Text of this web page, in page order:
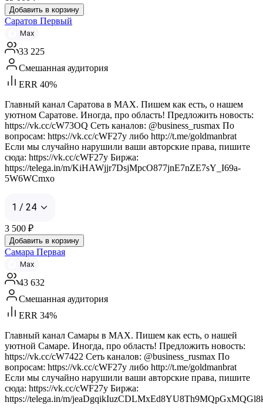
Добавить в корзину
Саратов Первый
Max
33 225
Смешанная аудитория
ERR 40%
Главный канал Саратова в MAX. Пишем как есть, о нашем
уютном Саратове. Иногда, про область! Предложить новость:
https://vk.cc/cW73OQ Сеть каналов: @business_rusmax По
вопросам: https://vk.cc/cWF27y либо http://t.me/goldmanbrat
Если мы случайно нарушили ваши авторские права, пишите
сюда: https://vk.cc/cWF27y Биржа:
https://telega.in/m/KiHAWjjr7DsjMpcO877jnE7nZE7sY_I69a-
5W6WCmxo
1 / 24
3 500 ₽
Добавить в корзину
Самара Первая
Max
43 632
Смешанная аудитория
ERR 34%
Главный канал Самары в MAX. Пишем как есть, о нашей
уютной Самаре. Иногда, про область! Предложить новость:
https://vk.cc/cW7422 Сеть каналов: @business_rusmax По
вопросам: https://vk.cc/cWF27y либо http://t.me/goldmanbrat
Если мы случайно нарушили ваши авторские права, пишите
сюда: https://vk.cc/cWF27y Биржа:
https://telega.in/m/